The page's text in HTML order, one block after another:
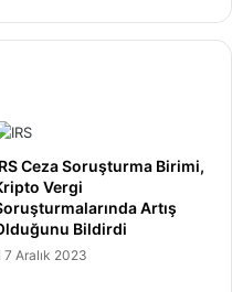
Ceza Soruşturma Birimi,
Vergi
Artış
Bildirdi
7 Aralık 2023